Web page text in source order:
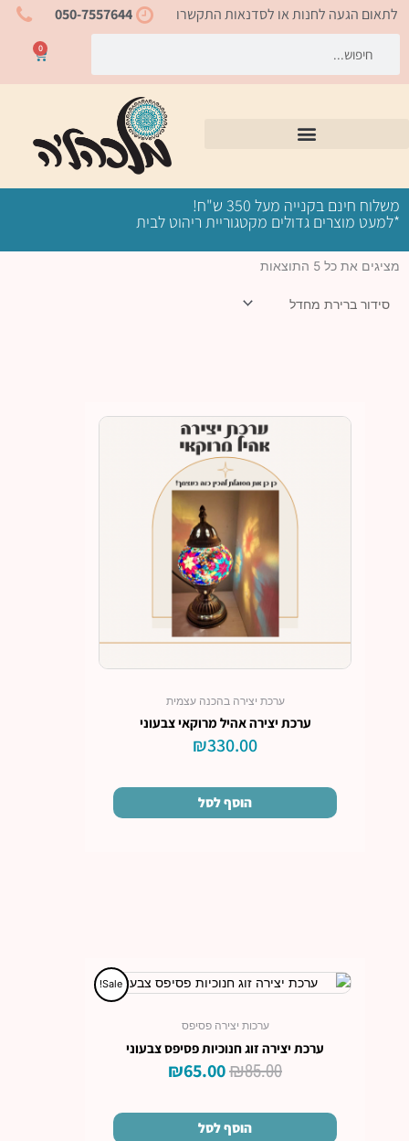
דילוג
050-7557644 לתאום הגעה לחנות או לסדנאות התקשרו
0
עגלת
קניות
משלוח חינם בקנייה מעל 350 ש"ח!
*למעט מוצרים גדולים מקטגוריית ריהוט לבית
מציגים את כל ⁦5⁩ התוצאות
ערכת יצירה בהכנה עצמית
ערכת יצירה אהיל מרוקאי צבעוני
₪330.00
הוסף לסל
Sale!
ערכות יצירה פסיפס
ערכת יצירה זוג חנוכיות פסיפס צבעוני
₪85.00
המחיר
המקורי
היה:
₪85.00.
₪65.00
המחיר
הנוכחי
₪65.00.
הוסף לסל